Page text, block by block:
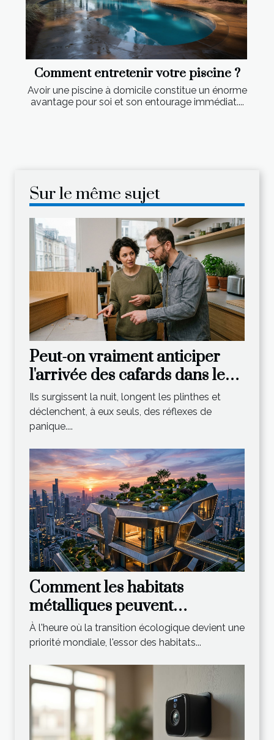
Comment entretenir votre piscine ?
Avoir une piscine à domicile constitue un énorme
avantage pour soi et son entourage immédiat....
Sur le même sujet
Peut-on vraiment anticiper
l'arrivée des cafards dans les
habitats urbains ?
Ils surgissent la nuit, longent les plinthes et
déclenchent, à eux seuls, des réflexes de
panique....
Comment les habitats
métalliques peuvent
révolutionner le logement
durable ?
À l'heure où la transition écologique devient une
priorité mondiale, l'essor des habitats...